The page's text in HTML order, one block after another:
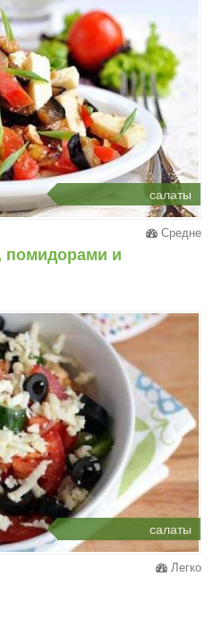
салаты
Средне
помидорами и
салаты
Легко